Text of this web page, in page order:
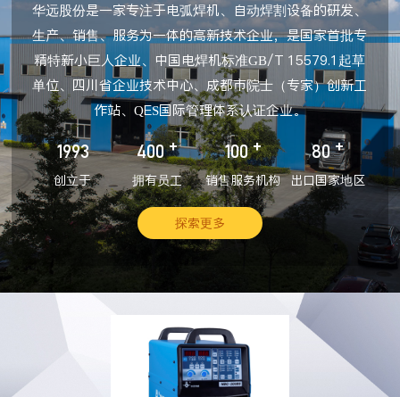
华远股份是一家专注于电弧焊机、自动焊割设备的研发、
生产、销售、服务为一体的高新技术企业，是国家首批专
精特新小巨人企业、中国电焊机标准GB/T 15579.1起草
单位、四川省企业技术中心、成都市院士（专家）创新工
作站、QES国际管理体系认证企业。
1993
创立于
400 +
拥有员工
100 +
销售服务机构
80 +
出口国家地区
探索更多